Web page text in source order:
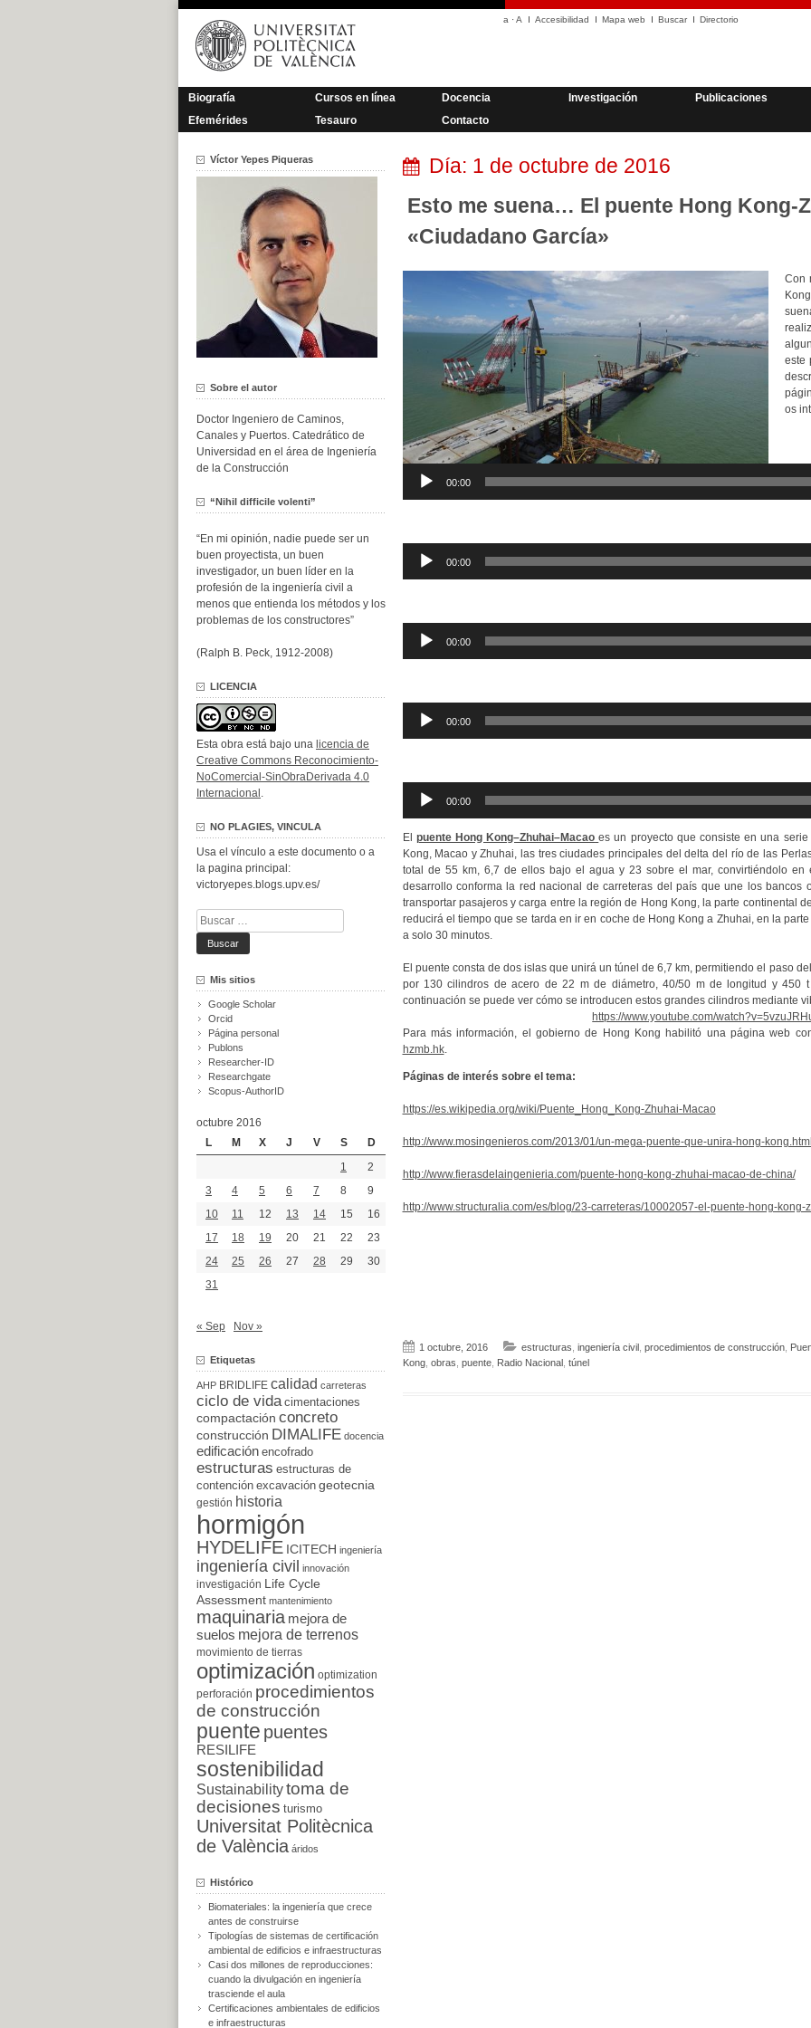
Saltar
contenido
a ·A Accesibilidad Mapa web Buscar Directorio
Biografía Cursos en línea Docencia Investigación Publicaciones
Efemérides
Tesauro Contacto
Día: 1 de octubre de 2016
Esto me suena… El puente Hong Kong-
«Ciudadano García»
Con
este
os
00:00
audio
00:00
audio
00:00
audio
00:00
audio
00:00
El puente Hong Kong–Zhuhai–Macao es un proyecto que consiste en una serie
Kong, Macao y Zhuhai, las tres ciudades principales del delta del río de las
total de 55 km, 6,7 de ellos bajo el agua y 23 sobre el mar, convirtiéndolo
desarrollo conforma la red nacional de carreteras del país que une los bancos
transportar pasajeros y carga entre la región de Hong Kong, la parte continental
reducirá el tiempo que se tarda en ir en coche de Hong Kong a Zhuhai, en la
a solo 30 minutos.
El puente consta de dos islas que unirá un túnel de 6,7 km, permitiendo el paso
por 130 cilindros de acero de 22 m de diámetro, 40/50 m de longitud y 450
continuación se puede ver cómo se introducen estos grandes cilindros mediante
https://www.youtube.com/
Para más información, el gobierno de Hong Kong habilitó una página web
hzmb.hk.
Páginas de interés sobre el tema:
https://es.wikipedia.org/wiki/Puente_Hong_Kong-Zhuhai-Macao
http://www.mosingenieros.com/2013/01/un-mega-puente-que-unira-hong-kong.html
http://www.fierasdelaingenieria.com/puente-hong-kong-zhuhai-macao-de-china/
http://www.structuralia.com/es/blog/23-carreteras/10002057-el-puente-hong-kong-
1 octubre, 2016 estructuras ingeniería civil, procedimientos de construcción,
Kong, obras puente, Radio Nacional, túnel
Víctor Yepes Piqueras
Sobre el autor
Doctor Ingeniero de Caminos,
Canales y Puertos. Catedrático de
Universidad en el área de Ingeniería
de la Construcción
“Nihil difficile volenti”
“En mi opinión, nadie puede ser un
buen proyectista, un buen
investigador, un buen líder en la
profesión de la ingeniería civil a
menos que entienda los métodos y los
problemas de los constructores”
(Ralph B. Peck, 1912-2008)
LICENCIA
Esta obra está bajo una licencia de
Creative Commons Reconocimiento-
NoComercial-SinObraDerivada 4.0
Internacional .
NO PLAGIES, VINCULA
Usa el vínculo a este documento o a
la pagina principal:
victoryepes.blogs.upv.es/
Buscar:
Mis sitios
Google Scholar
Orcid
Página personal
Publons
Researcher-ID
Researchgate
Scopus-AuthorID
octubre 2016
L
M X J V S
D
1
2
3
4 5 6 7 8
9
10
11 12 13 14 15
16
17
18 19 20 21 22
23
24
25 26 27 28 29
30
31
« Sep Nov »
Etiquetas
AHP BRIDLIFE calidad carreteras
ciclo de vida cimentaciones
compactación concreto
construcción DIMALIFE docencia
edificación encofrado
estructuras estructuras de
contención excavación geotecnia
gestión historia
hormigón
HYDELIFE ICITECH ingeniería
ingeniería civil innovación
investigación
Life Cycle
Assessment mantenimiento
maquinaria mejora de
suelos mejora de terrenos
movimiento de tierras
optimización optimization
perforación procedimientos
de construcción
puente puentes
RESILIFE
sostenibilidad
Sustainabilitytoma de
decisiones turismo
Universitat Politècnica
de València áridos
Histórico
Biomateriales: la ingeniería que crece
antes de construirse
Tipologías de sistemas de certificación
ambiental de edificios e infraestructuras
Casi dos millones de reproducciones:
cuando la divulgación en ingeniería
trasciende el aula
Certificaciones ambientales de edificios
e infraestructuras